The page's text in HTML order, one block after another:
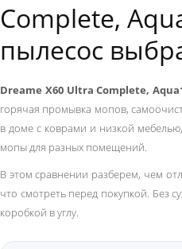
Complete,
пылесос
Dreame X60 Ultra Complete,
горячая промывка мопов,
в доме с коврами и низкой
мопы для разных помещений.
В этом сравнении разберем, чем
что смотреть перед покупкой. Без
коробкой в углу.